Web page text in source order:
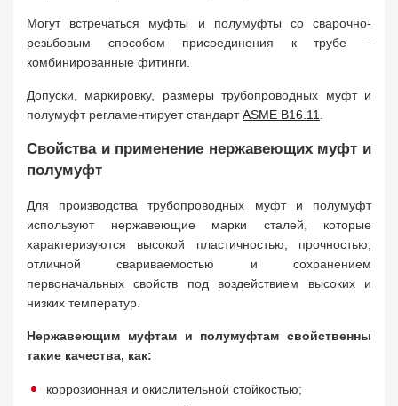
Могут встречаться муфты и полумуфты со сварочно-
резьбовым способом присоединения к трубе –
комбинированные фитинги.
Допуски, маркировку, размеры трубопроводных муфт и
полумуфт регламентирует стандартASME B16.11
Свойства и применение нержавеющих муфт и
полумуфт
Для производства трубопроводных муфт и полумуфт
используют нержавеющие марки сталей, которые
характеризуются высокой пластичностью, прочностью,
отличной свариваемостью и сохранением
первоначальных свойств под воздействием высоких и
низких температур.
Нержавеющим муфтам и полумуфтам свойственны
такие качества, как:
коррозионная и окислительной стойкостью;